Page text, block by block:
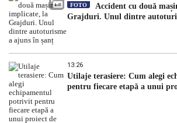
FOTO
Accident cu două
Grajduri. Unul dintre
13:26
Utilaje terasiere: Cum alegi
pentru fiecare etapă a unui